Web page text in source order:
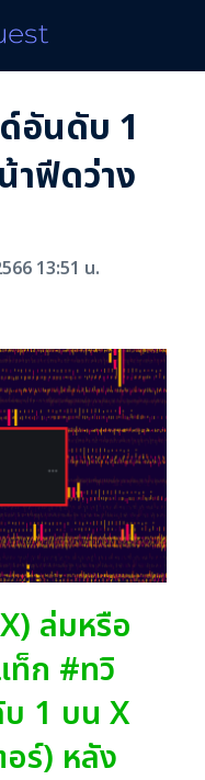
อันดับ 1
าฟีดว่าง
13:51 น.
ล่มหรือ
ท็ก #ทวิ
1 บน X
อร์) หลัง